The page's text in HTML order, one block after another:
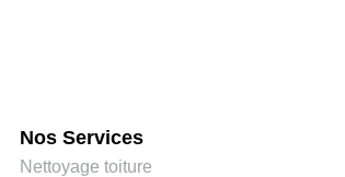
Nos Services
Nettoyage toiture